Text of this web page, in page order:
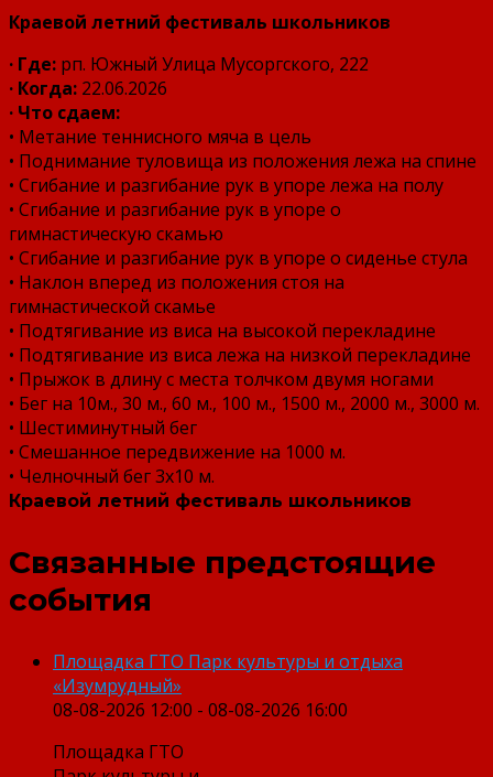
Краевой летний фестиваль школьников
· Где: рп. Южный Улица Мусоргского, 22​2
· Когда: 22.06.2026
· Что сдаем:
• Метание теннисного мяча в цель
• Поднимание туловища из положения лежа на спине
• Сгибание и разгибание рук в упоре лежа на полу
• Сгибание и разгибание рук в упоре о
гимнастическую скамью
• Сгибание и разгибание рук в упоре о сиденье стула
• Наклон вперед из положения стоя на
гимнастической скамье
• Подтягивание из виса на высокой перекладине
• Подтягивание из виса лежа на низкой перекладине
• Прыжок в длину с места толчком двумя ногами
• Бег на 10м., 30 м., 60 м., 100 м., 1500 м., 2000 м., 3000 м.
• Шестиминутный бег
• Смешанное передвижение на 1000 м.
• Челночный бег 3х10 м.
Краевой летний фестиваль школьников
Связанные предстоящие
события
Площадка ГТО Парк культуры и отдыха
«Изумрудный»
08-08-2026 12:00 - 08-08-2026 16:00
Площадка ГТО